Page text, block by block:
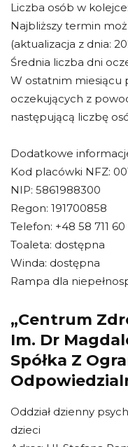
Liczba osób w kolejce:
Najbliższy termin
(aktualizacja z dnia:
Średnia liczba dni
W ostatnim miesiącu
oczekujących z
następującą liczbę
Dodatkowe
Kod placówki NFZ:
NIP: 5861988300
Regon: 191700858
Telefon: +48 58 711
Toaleta: dostępna
Winda: dostępna
Rampa dla
„Centrum
Im. Dr
Spółka Z
Oddział dzienny
dzieci